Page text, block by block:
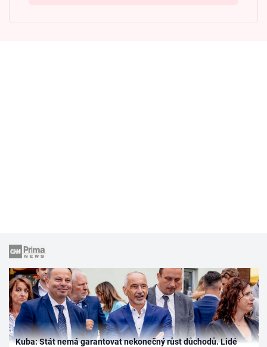
Kuba: Stát nemá garantovat nekonečný růst důchodů. Lidé